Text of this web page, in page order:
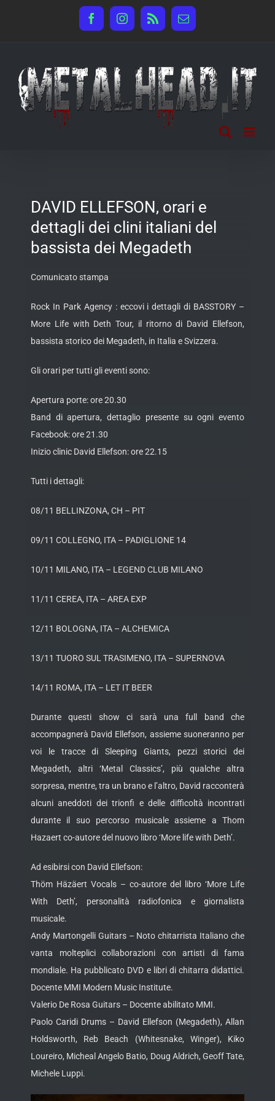
FacebookInstagram
Rss Email
DAVID ELLEFSON, orari e
dettagli dei clini italiani del
bassista dei Megadeth
Comunicato stampa
Rock In Park Agency : eccovi i dettagli di BASSTORY –
More Life with Deth Tour, il ritorno di David Ellefson,
bassista storico dei Megadeth, in Italia e Svizzera.
Gli orari per tutti gli eventi sono:
Apertura porte: ore 20.30
Band di apertura, dettaglio presente su ogni evento
Facebook: ore 21.30
Inizio clinic David Ellefson: ore 22.15
Tutti i dettagli:
08/11 BELLINZONA, CH – PIT
09/11 COLLEGNO, ITA – PADIGLIONE 14
10/11 MILANO, ITA – LEGEND CLUB MILANO
11/11 CEREA, ITA – AREA EXP
12/11 BOLOGNA, ITA – ALCHEMICA
13/11 TUORO SUL TRASIMENO, ITA – SUPERNOVA
14/11 ROMA, ITA – LET IT BEER
Durante questi show ci sarà una full band che
accompagnerà David Ellefson, assieme suoneranno per
voi le tracce di Sleeping Giants, pezzi storici dei
Megadeth, altri ‘Metal Classics’, più qualche altra
sorpresa, mentre, tra un brano e l’altro, David racconterà
alcuni aneddoti dei trionfi e delle difficoltà incontrati
durante il suo percorso musicale assieme a Thom
Hazaert co-autore del nuovo libro ‘More life with Deth’.
Ad esibirsi con David Ellefson:
Thöm Häzäert Vocals – co-autore del libro ‘More Life
With Deth’, personalità radiofonica e giornalista
musicale.
Andy Martongelli Guitars – Noto chitarrista Italiano che
vanta molteplici collaborazioni con artisti di fama
mondiale. Ha pubblicato DVD e libri di chitarra didattici.
Docente MMI Modern Music Institute.
Valerio De Rosa Guitars – Docente abilitato MMI.
Paolo Caridi Drums – David Ellefson (Megadeth), Allan
Holdsworth, Reb Beach (Whitesnake, Winger), Kiko
Loureiro, Micheal Angelo Batio, Doug Aldrich, Geoff Tate,
Michele Luppi.